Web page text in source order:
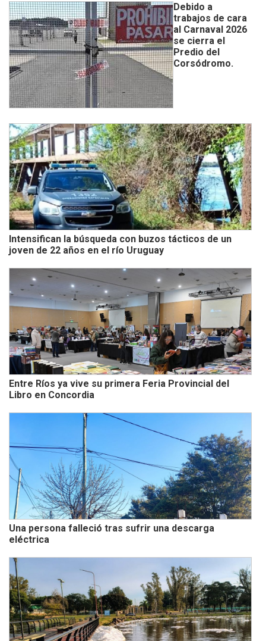
Debido a
trabajos de cara
al Carnaval 2026
se cierra el
Predio del
Corsódromo.
Intensifican la búsqueda con buzos tácticos de un
joven de 22 años en el río Uruguay
Entre Ríos ya vive su primera Feria Provincial del
Libro en Concordia
Una persona falleció tras sufrir una descarga
eléctrica